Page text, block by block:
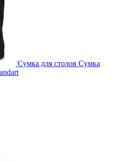
Сумка для столов Сумка